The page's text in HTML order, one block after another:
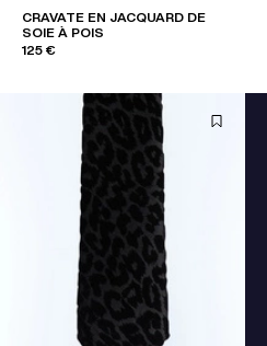
CRAVATE EN JACQUARD DE
SOIE À POIS
125 €